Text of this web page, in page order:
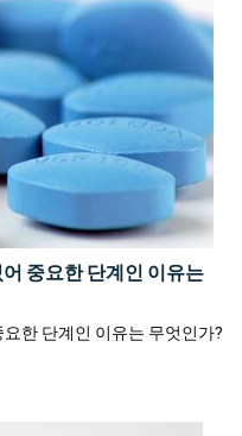
중요한 단계인 이유는
한 단계인 이유는 무엇인가?